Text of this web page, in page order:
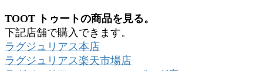
TOOT トゥートの商品を見る。
下記店舗で購入できます。
ラグジュリアス本店
ラグジュリアス楽天市場店